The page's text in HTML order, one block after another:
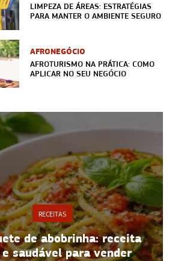
LIMPEZA DE ÁREAS: ESTRATÉGIAS
PARA MANTER O AMBIENTE SEGURO
AFRONEGÓCIO
AFROTURISMO NA PRÁTICA: COMO
APLICAR NO SEU NEGÓCIO
RECEITAS
de abobrinha: receita
saudável para vender